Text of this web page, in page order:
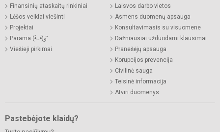
Finansinių ataskaitų rinkiniai
Lėšos veiklai viešinti
Projektai
Parama (•̀ᴗ•́)و ̑̑
Viešieji pirkimai
Laisvos darbo vietos
Asmens duomenų apsauga
Konsultavimasis su visuomene
Dažniausiai užduodami klausimai
Pranešėjų apsauga
Korupcijos prevencija
Civilinė sauga
Teisinė informacija
Atviri duomenys
Pastebėjote klaidų?